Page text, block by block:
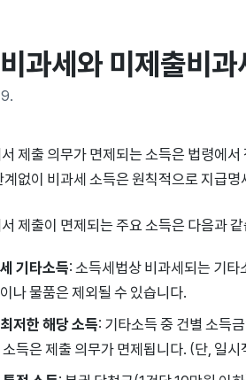
과세와 미제출비
제출 의무가 면제되는 소득은 법령에
계없이 비과세 소득은 원칙적으로 지급
제출이 면제되는 주요 소득은 다음과
기타소득: 소득세법상 비과세되는 기
나 물품은 제외될 수 있습니다.
저한 해당 소득: 기타소득 중 건별 소득
득은 제출 의무가 면제됩니다. (단, 일